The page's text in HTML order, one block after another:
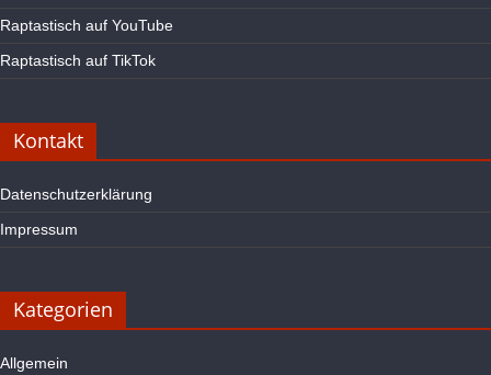
Raptastisch auf YouTube
Raptastisch auf TikTok
Kontakt
Datenschutzerklärung
Impressum
Kategorien
Allgemein